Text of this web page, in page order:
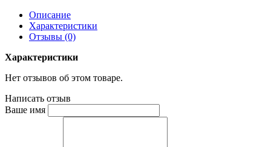
Описание
Характеристики
Отзывы (0)
Характеристики
Нет отзывов об этом товаре.
Написать отзыв
Ваше имя